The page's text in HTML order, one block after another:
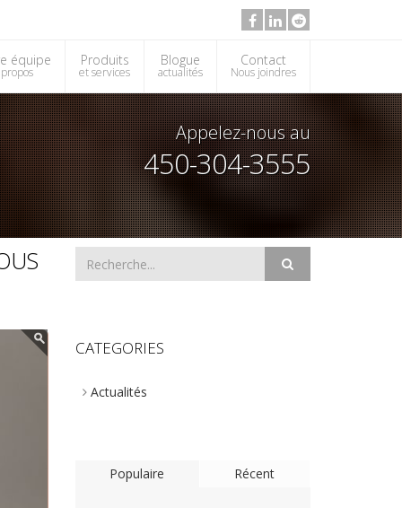
équipe Produits
et services
Blogue
actualités
Contact
Nous joindres
Appelez-nous au
450-304-3555
CATEGORIES
Actualités
Populaire Récent